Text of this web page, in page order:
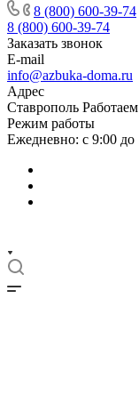
8 (800) 600-39-74
8 (800) 600-39-74
Заказать звонок
E-mail
info@azbuka-doma.ru
Адрес
Ставрополь
Режим работы
Ежедневно: с 9:00 до